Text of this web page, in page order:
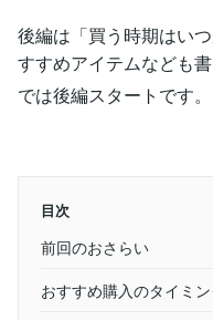
後編は「買う時期はい
すすめアイテムなども
では後編スタートです。
目次
前回のおさらい
おすすめ購入のタイミ